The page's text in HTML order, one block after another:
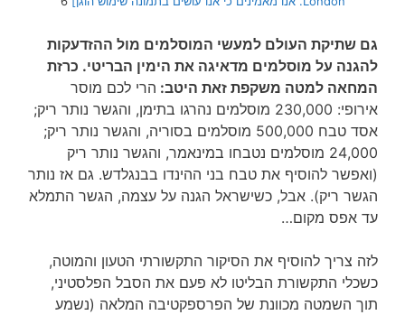
גם שתיקת העולם למעשי המוסלמים מול ההזדעקות
להגנה על מוסלמים מדאיגה את הימין הבריטי. כרזת
המחאה למטה משקפת זאת היטב: הרי לכם מוסר
אירופי: 230,000 מוסלמים נהרגו בתימן, והגשר נותר ריק;
אסד טבח 500,000 מוסלמים בסוריה, והגשר נותר ריק;
24,000 מוסלמים נטבחו במינאמר, והגשר נותר ריק
(ואפשר להוסיף את טבח בני ההינדו בבנגלדש. גם אז נותר
הגשר ריק). אבל, כשישראל הגנה על עצמה, הגשר התמלא
עד אפס מקום…
לזה צריך להוסיף את הסיקור התקשורתי הטעון והמוטה,
כשכלי התקשורת הבליטו לא פעם את הסבל הפלסטיני,
תוך השמטה מכוונת של הפרספקטיבה המלאה (נשמע